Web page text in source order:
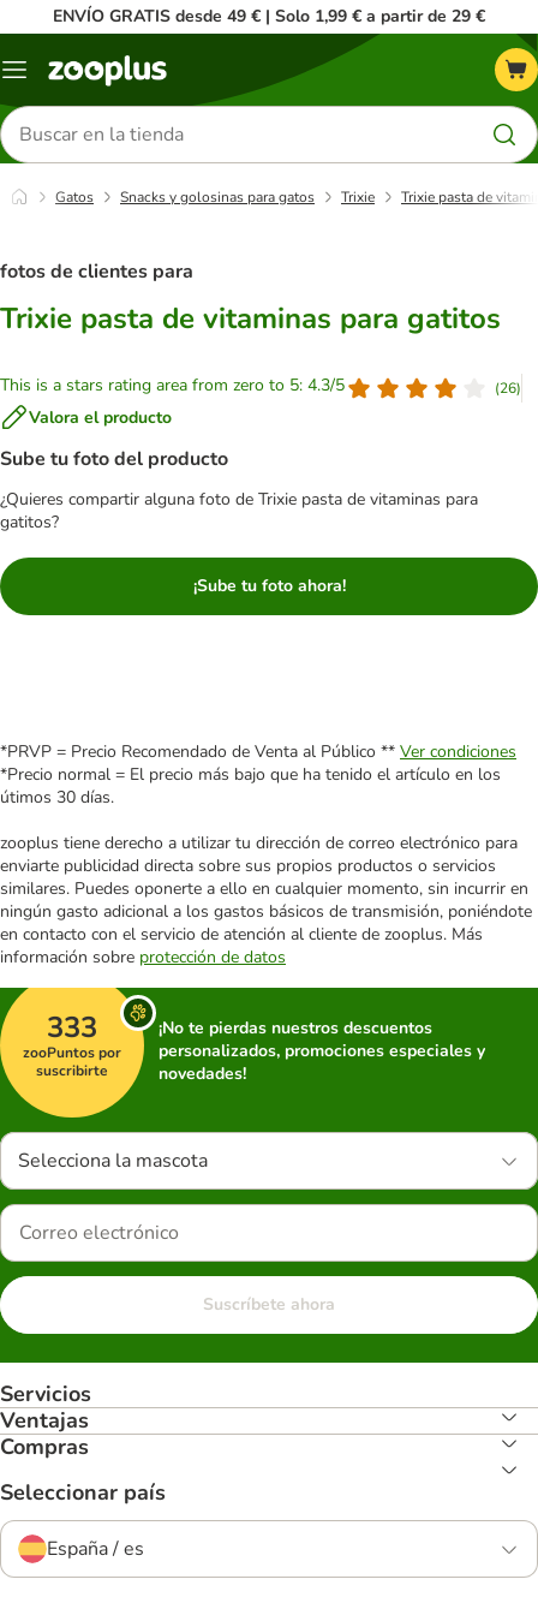
ENVÍO GRATIS desde 49 € | Solo 1,99 € a partir de 29 €
Menú
Buscar
productos
Gatos Snacks y golosinas para gatos Trixie Trixie pasta de
fotos de clientes para
Trixie pasta de vitaminas para gatitos
This is a stars rating area from zero to 5: 4.3/5 (26)
Valora el producto
Sube tu foto del producto
¿Quieres compartir alguna foto de Trixie pasta de vitaminas para
gatitos?
¡Sube tu foto ahora!
*PRVP = Precio Recomendado de Venta al Público ** Ver condiciones
*Precio normal = El precio más bajo que ha tenido el artículo en los
útimos 30 días.
zooplus tiene derecho a utilizar tu dirección de correo electrónico para
enviarte publicidad directa sobre sus propios productos o servicios
similares. Puedes oponerte a ello en cualquier momento, sin incurrir en
ningún gasto adicional a los gastos básicos de transmisión, poniéndote
en contacto con el servicio de atención al cliente de zooplus. Más
información sobre protección de datos
333
zooPuntos por
suscribirte
¡No te pierdas nuestros descuentos
personalizados, promociones especiales y
novedades!
Selecciona la mascota
Suscríbete ahora
Servicios
Ventajas
Compras
Seleccionar país
España / es